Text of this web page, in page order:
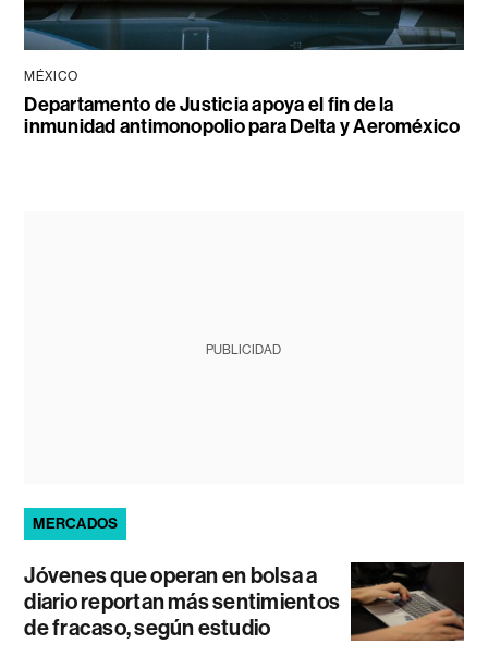
MÉXICO
Departamento de Justicia apoya el fin de la
inmunidad antimonopolio para Delta y Aeroméxico
PUBLICIDAD
MERCADOS
Jóvenes que operan en bolsa a
diario reportan más sentimientos
de fracaso, según estudio